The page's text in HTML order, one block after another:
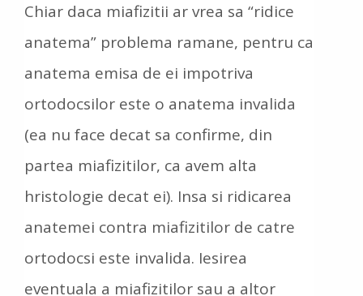
Chiar daca miafizitii ar vrea sa “ridice
anatema” problema ramane, pentru ca
anatema emisa de ei impotriva
ortodocsilor este o anatema invalida
(ea nu face decat sa confirme, din
partea miafizitilor, ca avem alta
hristologie decat ei). Insa si ridicarea
anatemei contra miafizitilor de catre
ortodocsi este invalida. Iesirea
eventuala a miafizitilor sau a altor